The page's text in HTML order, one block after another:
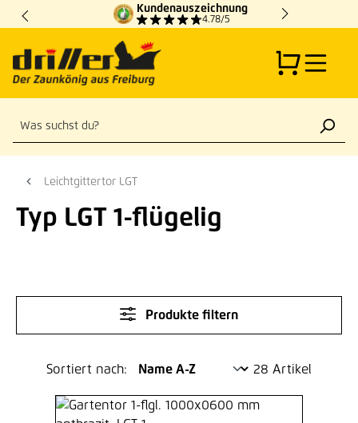
Zum Hauptinhalt springen
Kundenauszeichnung
4.78/5
Leichtgittertor LGT
Typ LGT 1-flügelig
Produkte filtern
Sortiert nach: 28 Artikel